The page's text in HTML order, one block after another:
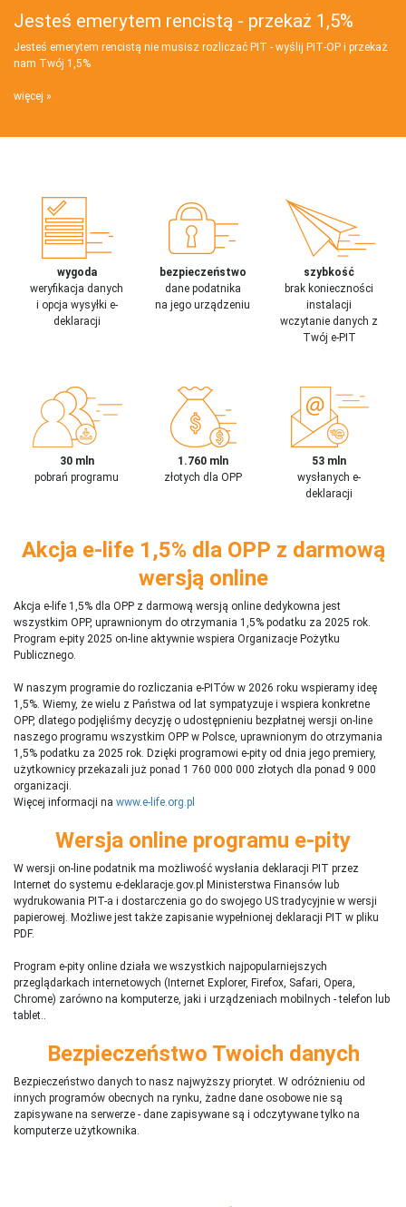
Jesteś emerytem rencistą - przekaż 1,5%
Jesteś emerytem rencistą nie musisz rozliczać PIT - wyślij PIT‑OP i przekaż
nam Twój 1,5%
więcej
wygoda
weryfikacja danych
i opcja wysyłki e-
deklaracji
bezpieczeństwo
dane podatnika
na jego urządzeniu
szybkość
brak konieczności
instalacji
wczytanie danych z
Twój e-PIT
30 mln
pobrań programu
1.760 mln
złotych dla OPP
53 mln
wysłanych e-
deklaracji
Akcja e-life 1,5% dla OPP z darmową
wersją online
Akcja e-life 1,5% dla OPP z darmową wersją online dedykowna jest
wszystkim OPP, uprawnionym do otrzymania 1,5% podatku za 2025 rok.
Program e-pity 2025 on-line aktywnie wspiera Organizacje Pożytku
Publicznego.
W naszym programie do rozliczania e-PITów w 2026 roku wspieramy ideę
1,5%. Wiemy, że wielu z Państwa od lat sympatyzuje i wspiera konkretne
OPP, dlatego podjęliśmy decyzję o udostępnieniu bezpłatnej wersji on-line
naszego programu wszystkim OPP w Polsce, uprawnionym do otrzymania
1,5% podatku za 2025 rok. Dzięki programowi e-pity od dnia jego premiery,
użytkownicy przekazali już ponad 1 760 000 000 złotych dla ponad 9 000
organizacji.
Więcej informacji na www.e-life.org.pl
Wersja online programu e-pity
W wersji on-line podatnik ma możliwość wysłania deklaracji PIT przez
Internet do systemu e-deklaracje.gov.pl Ministerstwa Finansów lub
wydrukowania PIT-a i dostarczenia go do swojego US tradycyjnie w wersji
papierowej. Możliwe jest także zapisanie wypełnionej deklaracji PIT w pliku
PDF.
Program e-pity online działa we wszystkich najpopularniejszych
przeglądarkach internetowych (Internet Explorer, Firefox, Safari, Opera,
Chrome) zarówno na komputerze, jaki i urządzeniach mobilnych - telefon lub
tablet..
Bezpieczeństwo Twoich danych
Bezpieczeństwo danych to nasz najwyższy priorytet. W odróżnieniu od
innych programów obecnych na rynku, żadne dane osobowe nie są
zapisywane na serwerze - dane zapisywane są i odczytywane tylko na
komputerze użytkownika.